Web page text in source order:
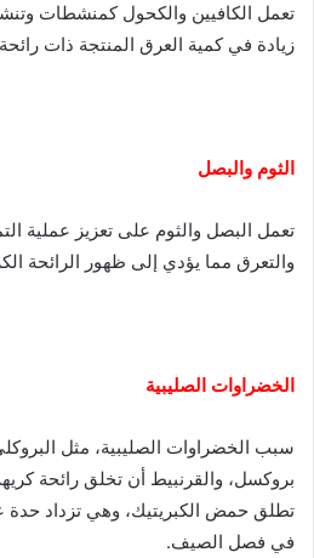
تعمل الكافيين والكحول كمنشطات
زيادة في كمية العرق المنتجة ذات
الثوم والبصل
تعمل البصل والثوم على تعزيز عملية
والتعرق مما يؤدي إلى ظهور الرائحة
الخضراوات الصليبية
سبب الخضراوات الصليبية، مثل
بروكسل، والقرنبيط أن تخلق رائحة
تطلق حمض الكبريتيك، وهي تزداد حدة
في فصل الصيف.